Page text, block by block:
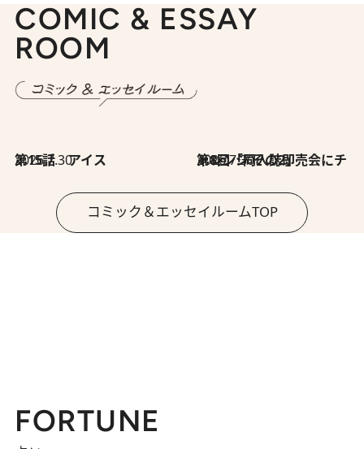
COMIC & ESSAY
ROOM
2026.7.30
第15話 アイス 2026.7.30
第8回「同人誌即売会にチャレンジ その2」
コミック＆エッセイルームTOP
FORTUNE